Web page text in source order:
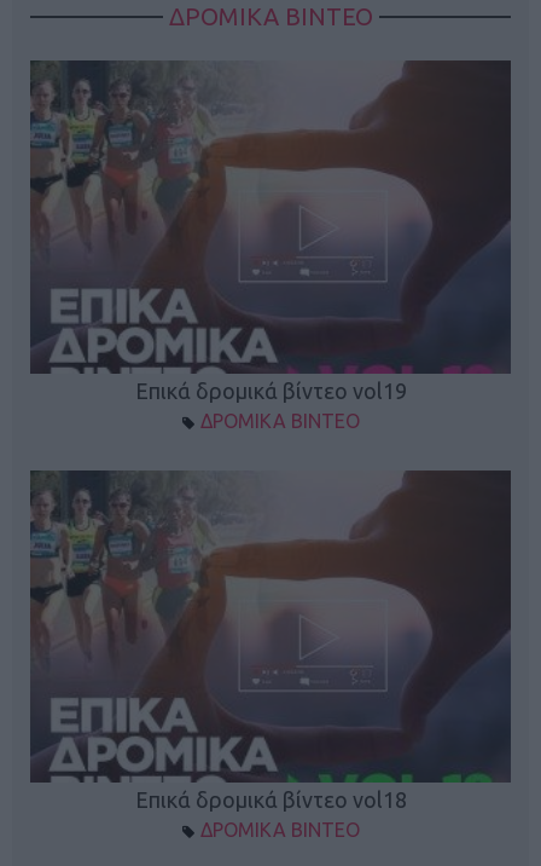
ΔΡΟΜΙΚΑ ΒΙΝΤΕΟ
Επικά δρομικά βίντεο vol19
ΔΡΟΜΙΚΑ ΒΙΝΤΕΟ
Επικά δρομικά βίντεο vol18
ΔΡΟΜΙΚΑ ΒΙΝΤΕΟ